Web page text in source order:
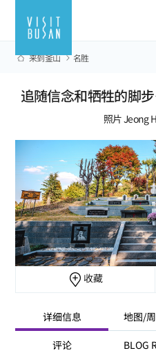
来到釜山 名胜
追随信念和牺牲的脚
照片 Jeong
收藏
详细信息 地图/
评论 BLOG